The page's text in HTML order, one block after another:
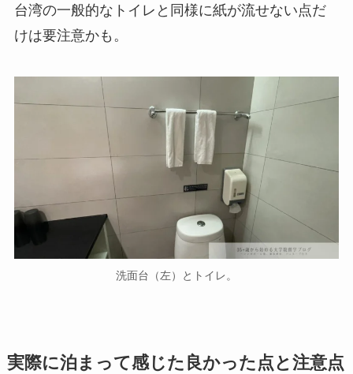
台湾の一般的なトイレと同様に紙が流せない点だ
けは要注意かも。
洗面台（左）とトイレ。
実際に泊まって感じた良かった点と注意点